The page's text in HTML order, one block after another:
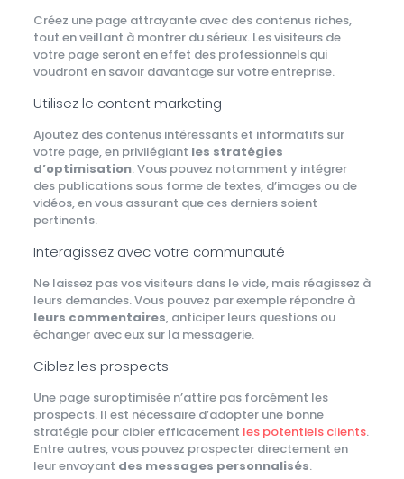
Créez une page attrayante avec des contenus riches,
tout en veillant à montrer du sérieux. Les visiteurs de
votre page seront en effet des professionnels qui
voudront en savoir davantage sur votre entreprise.
Utilisez le content marketing
Ajoutez des contenus intéressants et informatifs sur
votre page, en privilégiant les stratégies
d’optimisation. Vous pouvez notamment y intégrer
des publications sous forme de textes, d’images ou de
vidéos, en vous assurant que ces derniers soient
pertinents.
Interagissez avec votre communauté
Ne laissez pas vos visiteurs dans le vide, mais réagissez à
leurs demandes. Vous pouvez par exemple répondre à
leurs commentaires, anticiper leurs questions ou
échanger avec eux sur la messagerie.
Ciblez les prospects
Une page suroptimisée n’attire pas forcément les
prospects. Il est nécessaire d’adopter une bonne
stratégie pour cibler efficacement les potentiels clients.
Entre autres, vous pouvez prospecter directement en
leur envoyant des messages personnalisés.